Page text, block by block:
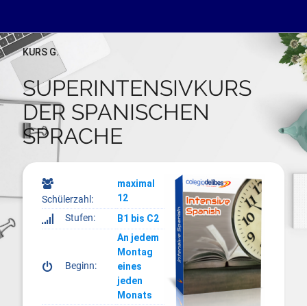
KURS G.
SUPERINTENSIVKURS
DER SPANISCHEN
SPRACHE
=
Schülerzahl:
maximal
12
Z Stufen: B1 bis C2
A Beginn:
An jedem
Montag
eines
jeden
Monats